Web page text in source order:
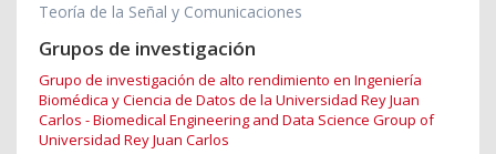
Teoría de la Señal y Comunicaciones
Grupos de investigación
Grupo de investigación de alto rendimiento en Ingeniería
Biomédica y Ciencia de Datos de la Universidad Rey Juan
Carlos - Biomedical Engineering and Data Science Group of
Universidad Rey Juan Carlos